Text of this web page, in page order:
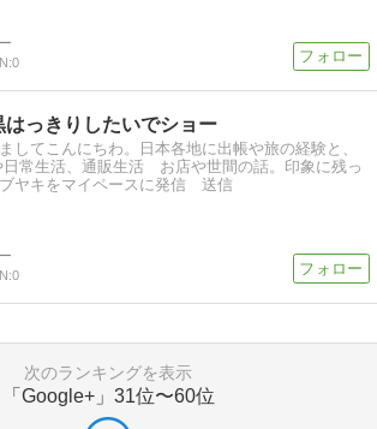
0
はっきりしたいでショー
してこんにちわ。日本各地に出帳や旅の経験と、
日常生活、通販生活 お店や世間の話。印象に残っ
ヤキをマイペースに発信 送信
0
次のランキングを表示
「Google+」 31位〜60位